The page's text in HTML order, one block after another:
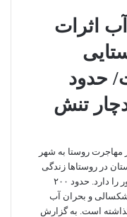
اثرات
حدود
دچار تنش
روستا به شهر
جمعیت گلستان در روستاها زندگی
می‌کنند که استان از این نظر رتبه دوم کشور را دارد. حدود ۲۰۰
و بحران آب
است. به گزارش